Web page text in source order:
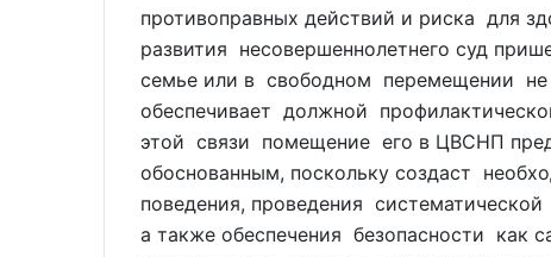
противоправных действий и риска для
развития несовершеннолетнего суд
семье или в свободном перемещении не
обеспечивает должной
этой связи помещение его в ЦВСНП
обоснованным, поскольку создаст
поведения, проведения
а также обеспечения безопасности как